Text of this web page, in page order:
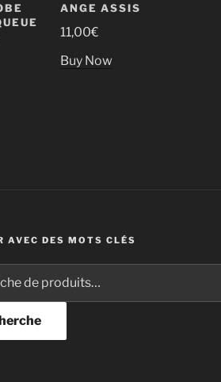
ANGE ASSIS
11,00€
Buy Now
AVEC DES MOTS CLÉS